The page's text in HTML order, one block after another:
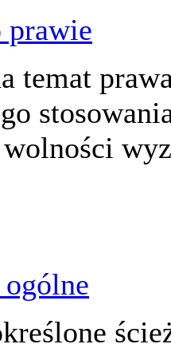
prawie
temat